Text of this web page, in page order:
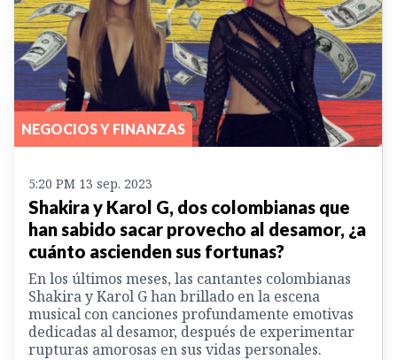
NEGOCIOS Y FINANZAS
5:20 PM 13 sep. 2023
Shakira y Karol G, dos colombianas que
han sabido sacar provecho al desamor, ¿a
cuánto ascienden sus fortunas?
En los últimos meses, las cantantes colombianas
Shakira y Karol G han brillado en la escena
musical con canciones profundamente emotivas
dedicadas al desamor, después de experimentar
rupturas amorosas en sus vidas personales.